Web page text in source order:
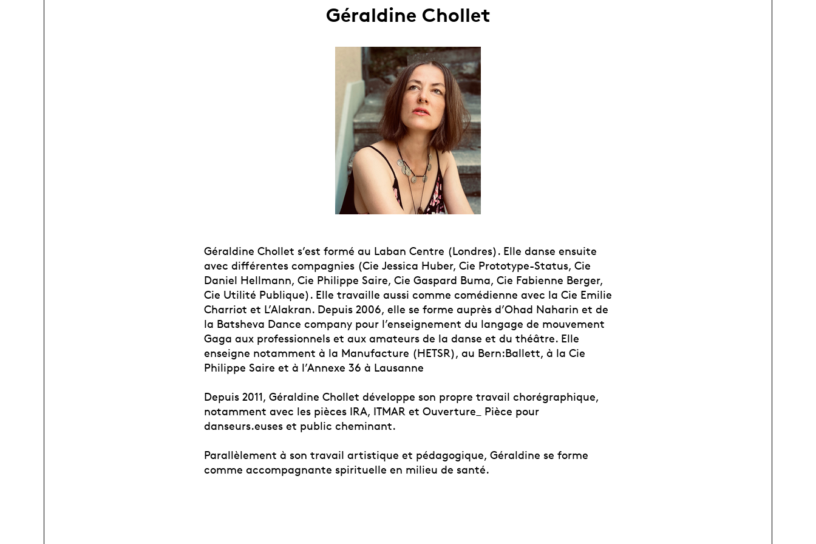
Géraldine Chollet
Géraldine Chollet s’est formé au Laban Centre (Londres). Elle danse ensuite
avec différentes compagnies (Cie Jessica Huber, Cie Prototype-Status, Cie
Daniel Hellmann, Cie Philippe Saire, Cie Gaspard Buma, Cie Fabienne Berger,
Cie Utilité Publique). Elle travaille aussi comme comédienne avec la Cie Emilie
Charriot et L’Alakran. Depuis 2006, elle se forme auprès d’Ohad Naharin et de
la Batsheva Dance company pour l’enseignement du langage de mouvement
Gaga aux professionnels et aux amateurs de la danse et du théâtre. Elle
enseigne notamment à la Manufacture (HETSR), au Bern:Ballett, à la Cie
Philippe Saire et à l’Annexe 36 à Lausanne
Depuis 2011, Géraldine Chollet développe son propre travail chorégraphique,
notamment avec les pièces IRA, ITMAR et Ouverture_ Pièce pour
danseurs.euses et public cheminant.
Parallèlement à son travail artistique et pédagogique, Géraldine se forme
comme accompagnante spirituelle en milieu de santé.